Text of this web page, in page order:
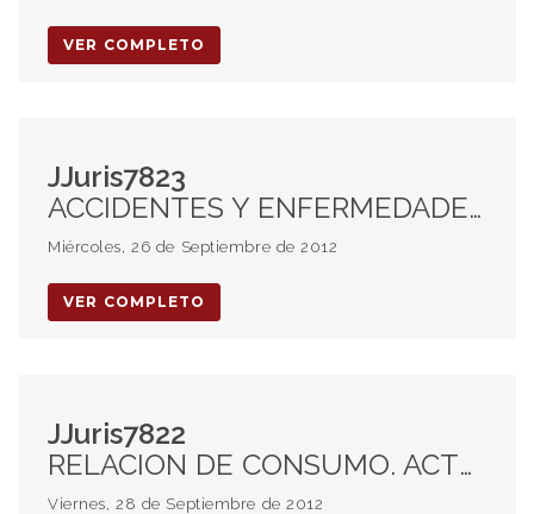
VER COMPLETO
JJuris7823
ACCIDENTES Y ENFERMEDADES LABORALES. RECLAMO ADMINISTRATIVO. INDEMNIZACION POR HIPOACUSIA. TRABAJO CON MAQUINARIA RUIDOSA SIN PROTECCION ADECUADA. COSA RIESGOSA. CONDUCTA EN JUICIO. VALOR PROBATORIO. APTITUD LABORAL DISMINUIDA. CAUSALIDAD ADECUADA.
Miércoles, 26 de Septiembre de 2012
VER COMPLETO
JJuris7822
RELACION DE CONSUMO. ACTUACION DEL GESTOR. DEBER DE INFORMACION. ETAPA PRECONTRACTUAL. DAÑO MORAL.
Viernes, 28 de Septiembre de 2012